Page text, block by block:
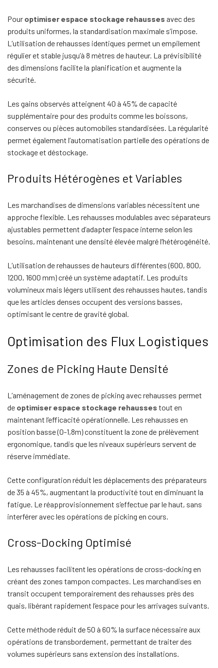
Pour optimiser espace stockage rehausses avec des
produits uniformes, la standardisation maximale s’impose.
L’utilisation de rehausses identiques permet un empilement
régulier et stable jusqu’à 8 mètres de hauteur. La prévisibilité
des dimensions facilite la planification et augmente la
sécurité.
Les gains observés atteignent 40 à 45% de capacité
supplémentaire pour des produits comme les boissons,
conserves ou pièces automobiles standardisées. La régularité
permet également l’automatisation partielle des opérations de
stockage et déstockage.
Produits Hétérogènes et Variables
Les marchandises de dimensions variables nécessitent une
approche flexible. Les rehausses modulables avec séparateurs
ajustables permettent d’adapter l’espace interne selon les
besoins, maintenant une densité élevée malgré l’hétérogénéité.
L’utilisation de rehausses de hauteurs différentes (600, 800,
1200, 1600 mm) créé un système adaptatif. Les produits
volumineux mais légers utilisent des rehausses hautes, tandis
que les articles denses occupent des versions basses,
optimisant le centre de gravité global.
Optimisation des Flux Logistiques
Zones de Picking Haute Densité
L’aménagement de zones de picking avec rehausses permet
de optimiser espace stockage rehausses tout en
maintenant l’efficacité opérationnelle. Les rehausses en
position basse (0-1,8m) constituent la zone de prélèvement
ergonomique, tandis que les niveaux supérieurs servent de
réserve immédiate.
Cette configuration réduit les déplacements des préparateurs
de 35 à 45%, augmentant la productivité tout en diminuant la
fatigue. Le réapprovisionnement s’effectue par le haut, sans
interférer avec les opérations de picking en cours.
Cross-Docking Optimisé
Les rehausses facilitent les opérations de cross-docking en
créant des zones tampon compactes. Les marchandises en
transit occupent temporairement des rehausses près des
quais, libérant rapidement l’espace pour les arrivages suivants.
Cette méthode réduit de 50 à 60% la surface nécessaire aux
opérations de transbordement, permettant de traiter des
volumes supérieurs sans extension des installations.